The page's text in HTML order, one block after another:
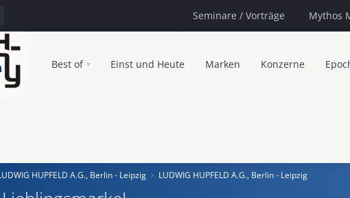
Seminare / Vorträge Mythos
Best of Einst und Heute Marken Konzerne
HUPFELD A.G., Berlin - Leipzig LUDWIG HUPFELD A.G., Berlin - Leipzig